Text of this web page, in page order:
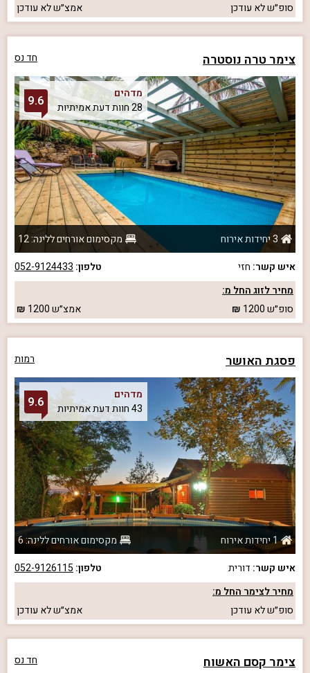
סופ״שלא עודכן אמצ״שלא עודכן
צימר טרה נוסטרה חד נס
מדהים
28 חוות דעת אמיתיות
9.6
3 יחידות אירוח
מקסימום אורחים ללינה: 12
איש קשר: חזי טלפון: 052-9124433
מחיר לזוג החל מ:
סופ״ש1200 אמצ״ש1200
פסגת האושר רמות
מדהים
43 חוות דעת אמיתיות
9.6
1 יחידות אירוח
מקסימום אורחים ללינה: 6
איש קשר: דורית טלפון: 052-9126115
מחיר לצימר החל מ:
סופ״שלא עודכן אמצ״שלא עודכן
צימר קסם האשוח חד נס